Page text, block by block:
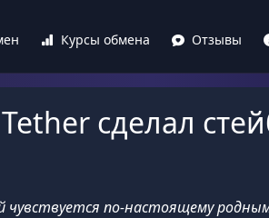
Курсы обмена Отзывы
сделал
чувствуется по-настоящему